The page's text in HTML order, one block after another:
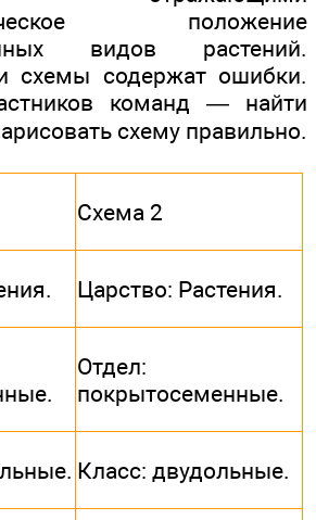
положение
видов растений.
схемы содержат ошибки.
команд — найти
схему правильно.
Схема 2
Царство: Растения.
Отдел:
покрытосеменные.
Класс: двудольные.